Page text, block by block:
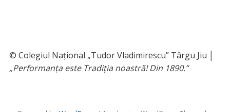
© Colegiul Național „Tudor Vladimirescu” Târgu Jiu │
„Performanța este Tradiția noastră! Din 1890.”